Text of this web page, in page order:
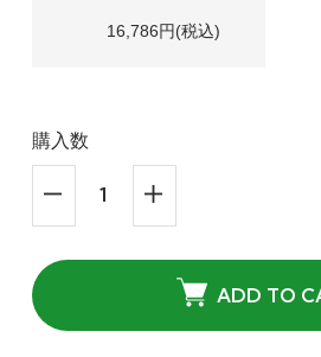
16,786円(税込)
購入数
ADD TO